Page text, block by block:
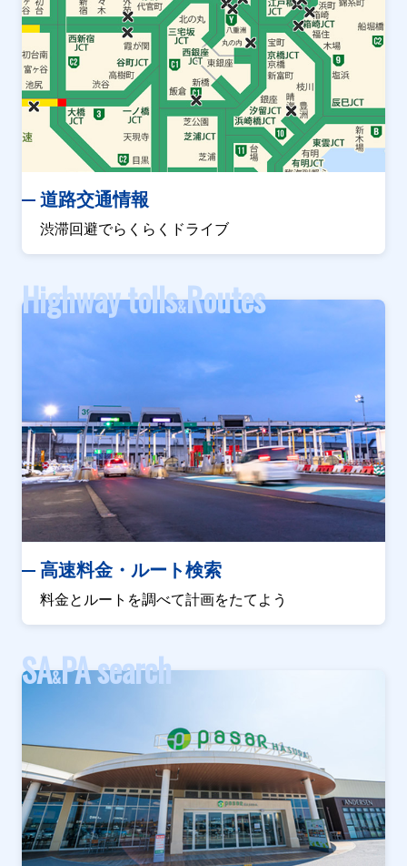
道路交通情報
渋滞回避でらくらくドライブ
Highway tolls&Routes
高速料金・ルート検索
料金とルートを調べて計画をたてよう
SA&PA search